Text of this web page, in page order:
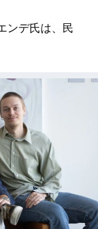
ンデ氏は、民